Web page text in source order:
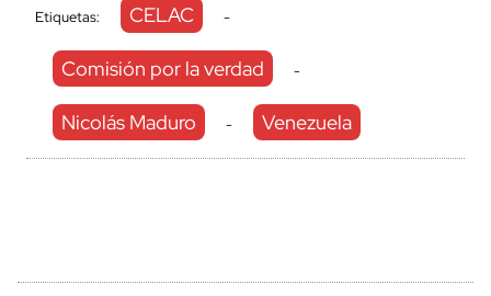
Etiquetas: CELAC -
Comisión por la verdad -
Nicolás Maduro - Venezuela